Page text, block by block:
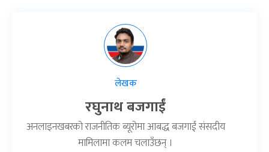
लेखक
रघुनाथ बजगाईं
अनलाइनखबरको राजनीतिक ब्यूरोमा आबद्ध बजगाईं संसदीय
मामिलामा कलम चलाउँछन् ।